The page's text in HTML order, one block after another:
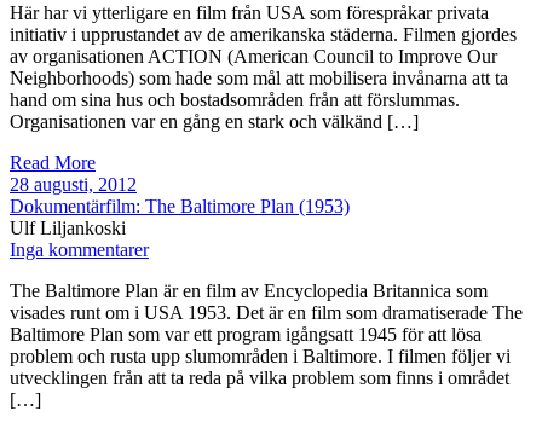
Här har vi ytterligare en film från USA som förespråkar privata
initiativ i upprustandet av de amerikanska städerna. Filmen gjordes
av organisationen ACTION (American Council to Improve Our
Neighborhoods) som hade som mål att mobilisera invånarna att ta
hand om sina hus och bostadsområden från att förslummas.
Organisationen var en gång en stark och välkänd […]
Read More
28 augusti, 2012
Dokumentärfilm: The Baltimore Plan (1953)
Ulf Liljankoski
Inga kommentarer
The Baltimore Plan är en film av Encyclopedia Britannica som
visades runt om i USA 1953. Det är en film som dramatiserade The
Baltimore Plan som var ett program igångsatt 1945 för att lösa
problem och rusta upp slumområden i Baltimore. I filmen följer vi
utvecklingen från att ta reda på vilka problem som finns i området
[…]